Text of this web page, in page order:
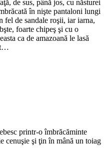
de sus, până jos, cu năsturei
în nişte pantaloni lungi
fel de sandale roşii, iar iarna,
foarte chipeş şi cu o
ca de amazoană le lasă
printr-o îmbrăcăminte
cenuşie şi ţin în mână un toiag